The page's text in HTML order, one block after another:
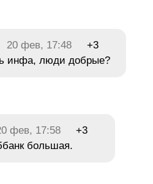
20 фев, 17:48
+3
инфа, люди добрые?
фев, 17:58
+3
большая.